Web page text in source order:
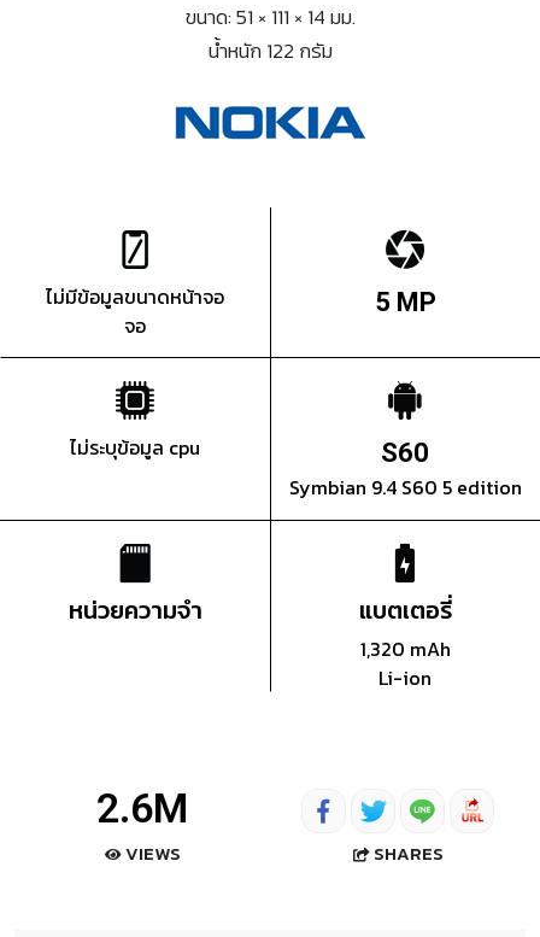
ขนาด: 51 × 111 × 14 มม.
น้ำหนัก 122 กรัม
ไม่มีข้อมูลขนาดหน้าจอ
จอ
5 MP
ไม่ระบุข้อมูล cpu S60
Symbian 9.4 S60 5 edition
หน่วยความจำ แบตเตอรี่
1,320 mAh
Li-ion
2.6M
VIEWS SHARES